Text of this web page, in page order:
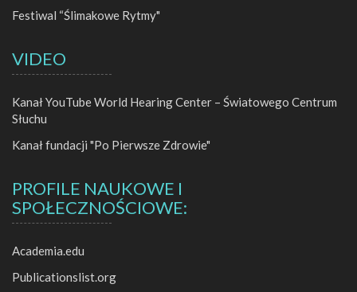
Festiwal “Ślimakowe Rytmy"
VIDEO
Kanał YouTube World Hearing Center – Światowego Centrum
Słuchu
Kanał fundacji "Po Pierwsze Zdrowie"
PROFILE NAUKOWE I
SPOŁECZNOŚCIOWE:
Academia.edu
Publicationslist.org